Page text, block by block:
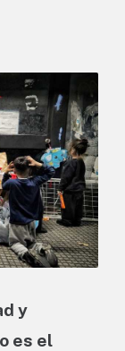
y
es el